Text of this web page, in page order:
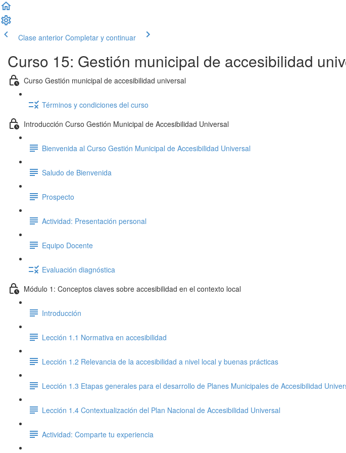
Clase anterior Completar y continuar
Curso 15: Gestión municipal de accesibilidad
Curso Gestión municipal de accesibilidad universal
Términos y condiciones del curso
Introducción Curso Gestión Municipal de Accesibilidad Universal
Bienvenida al Curso Gestión Municipal de Accesibilidad Universal
Saludo de Bienvenida
Prospecto
Actividad: Presentación personal
Equipo Docente
Evaluación diagnóstica
Módulo 1: Conceptos claves sobre accesibilidad en el contexto local
Introducción
Lección 1.1 Normativa en accesibilidad
Lección 1.2 Relevancia de la accesibilidad a nivel local y buenas prácticas
Lección 1.3 Etapas generales para el desarrollo de Planes Municipales de Accesibilidad
Lección 1.4 Contextualización del Plan Nacional de Accesibilidad Universal
Actividad: Comparte tu experiencia